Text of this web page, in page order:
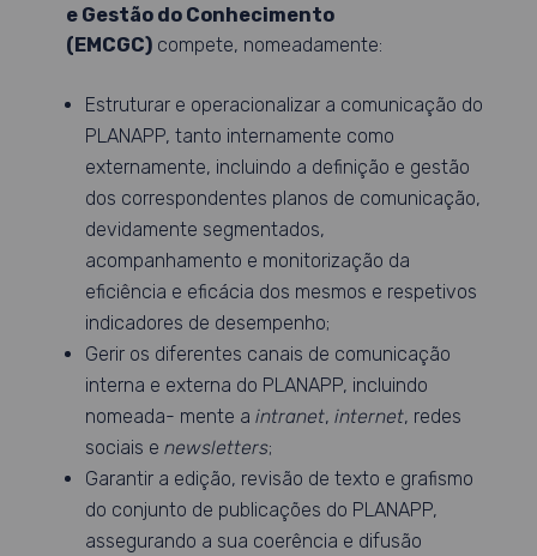
e Gestão do Conhecimento
(EMCGC)compete, nomeadamente:
Estruturar e operacionalizar a comunicação do
PLANAPP, tanto internamente como
externamente, incluindo a definição e gestão
dos correspondentes planos de comunicação,
devidamente segmentados,
acompanhamento e monitorização da
eficiência e eficácia dos mesmos e respetivos
indicadores de desempenho;
Gerir os diferentes canais de comunicação
interna e externa do PLANAPP, incluindo
nomeada- mente a intranet, internet, redes
sociais e newsletters;
Garantir a edição, revisão de texto e grafismo
do conjunto de publicações do PLANAPP,
assegurando a sua coerência e difusão